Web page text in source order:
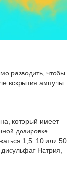
разводить, чтобы
вскрытия ампулы.
который имеет
дозировке
1,5, 10 или 50
Натрия,